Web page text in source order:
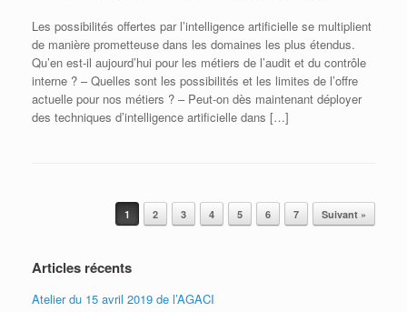
Les possibilités offertes par l’intelligence artificielle se multiplient
de manière prometteuse dans les domaines les plus étendus.
Qu’en est-il aujourd’hui pour les métiers de l’audit et du contrôle
interne ? – Quelles sont les possibilités et les limites de l’offre
actuelle pour nos métiers ? – Peut-on dès maintenant déployer
des techniques d’intelligence artificielle dans […]
1 2 3 4 5 6 7 Suivant »
Articles récents
Atelier du 15 avril 2019 de l’AGACI